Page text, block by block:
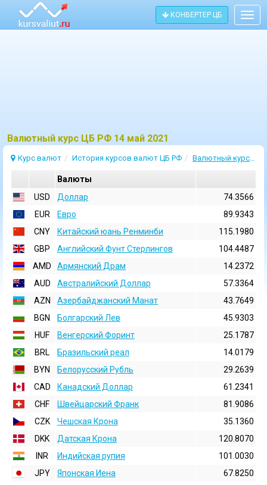
КОНВЕРТЕР ЦБ
Bалютный курс ЦБ РФ 14 май 2021
Курс валют История курсов валют ЦБ РФ Валютный курс 14 Май 2021
Валюты
USD
Доллар
74.3566
EUR
Евро
89.9343
CNY
Китайский юань Ренминби
115.1980
GBP
Английский Фунт Стерлингов
104.4487
AMD
Армянский Драм
14.2372
AUD
Австралийский Доллар
57.3364
AZN
Азербайджанский Манат
43.7649
BGN
Болгарский Лев
45.9303
HUF
Венгерский Форинт
25.1787
BRL
Бразильский реал
14.0179
BYN
Белорусский Рубль
29.2639
CAD
Канадский Доллар
61.2341
CHF
Швейцарский Франк
81.9086
CZK
Чешская Крона
35.1360
DKK
Датская Крона
120.8070
INR
Индийская pупия
101.0030
JPY
Японская Иена
67.8250